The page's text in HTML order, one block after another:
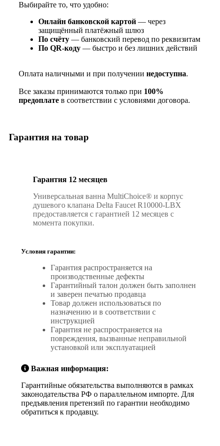
Выбирайте то, что удобно:
Онлайн банковской картой — через
защищённый платёжный шлюз
По счёту — банковский перевод по реквизитам
По QR‑коду — быстро и без лишних действий
Оплата наличными и при получении недоступна.
Все заказы принимаются только при 100%
предоплате в соответствии с условиями договора.
Гарантия на товар
Гарантия 12 месяцев
Универсальная ванна MultiChoice® и корпус
душевого клапана Delta Faucet R10000-LBX
предоставляется с гарантией 12 месяцев с
момента покупки.
Условия гарантии:
Гарантия распространяется на
производственные дефекты
Гарантийный талон должен быть заполнен
и заверен печатью продавца
Товар должен использоваться по
назначению и в соответствии с
инструкцией
Гарантия не распространяется на
повреждения, вызванные неправильной
установкой или эксплуатацией
Важная информация:
Гарантийные обязательства выполняются в рамках
законодательства РФ о параллельном импорте. Для
предъявления претензий по гарантии необходимо
обратиться к продавцу.